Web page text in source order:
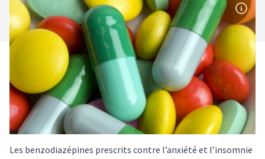
Les benzodiazépines prescrits contre l’anxiété et l’insomnie